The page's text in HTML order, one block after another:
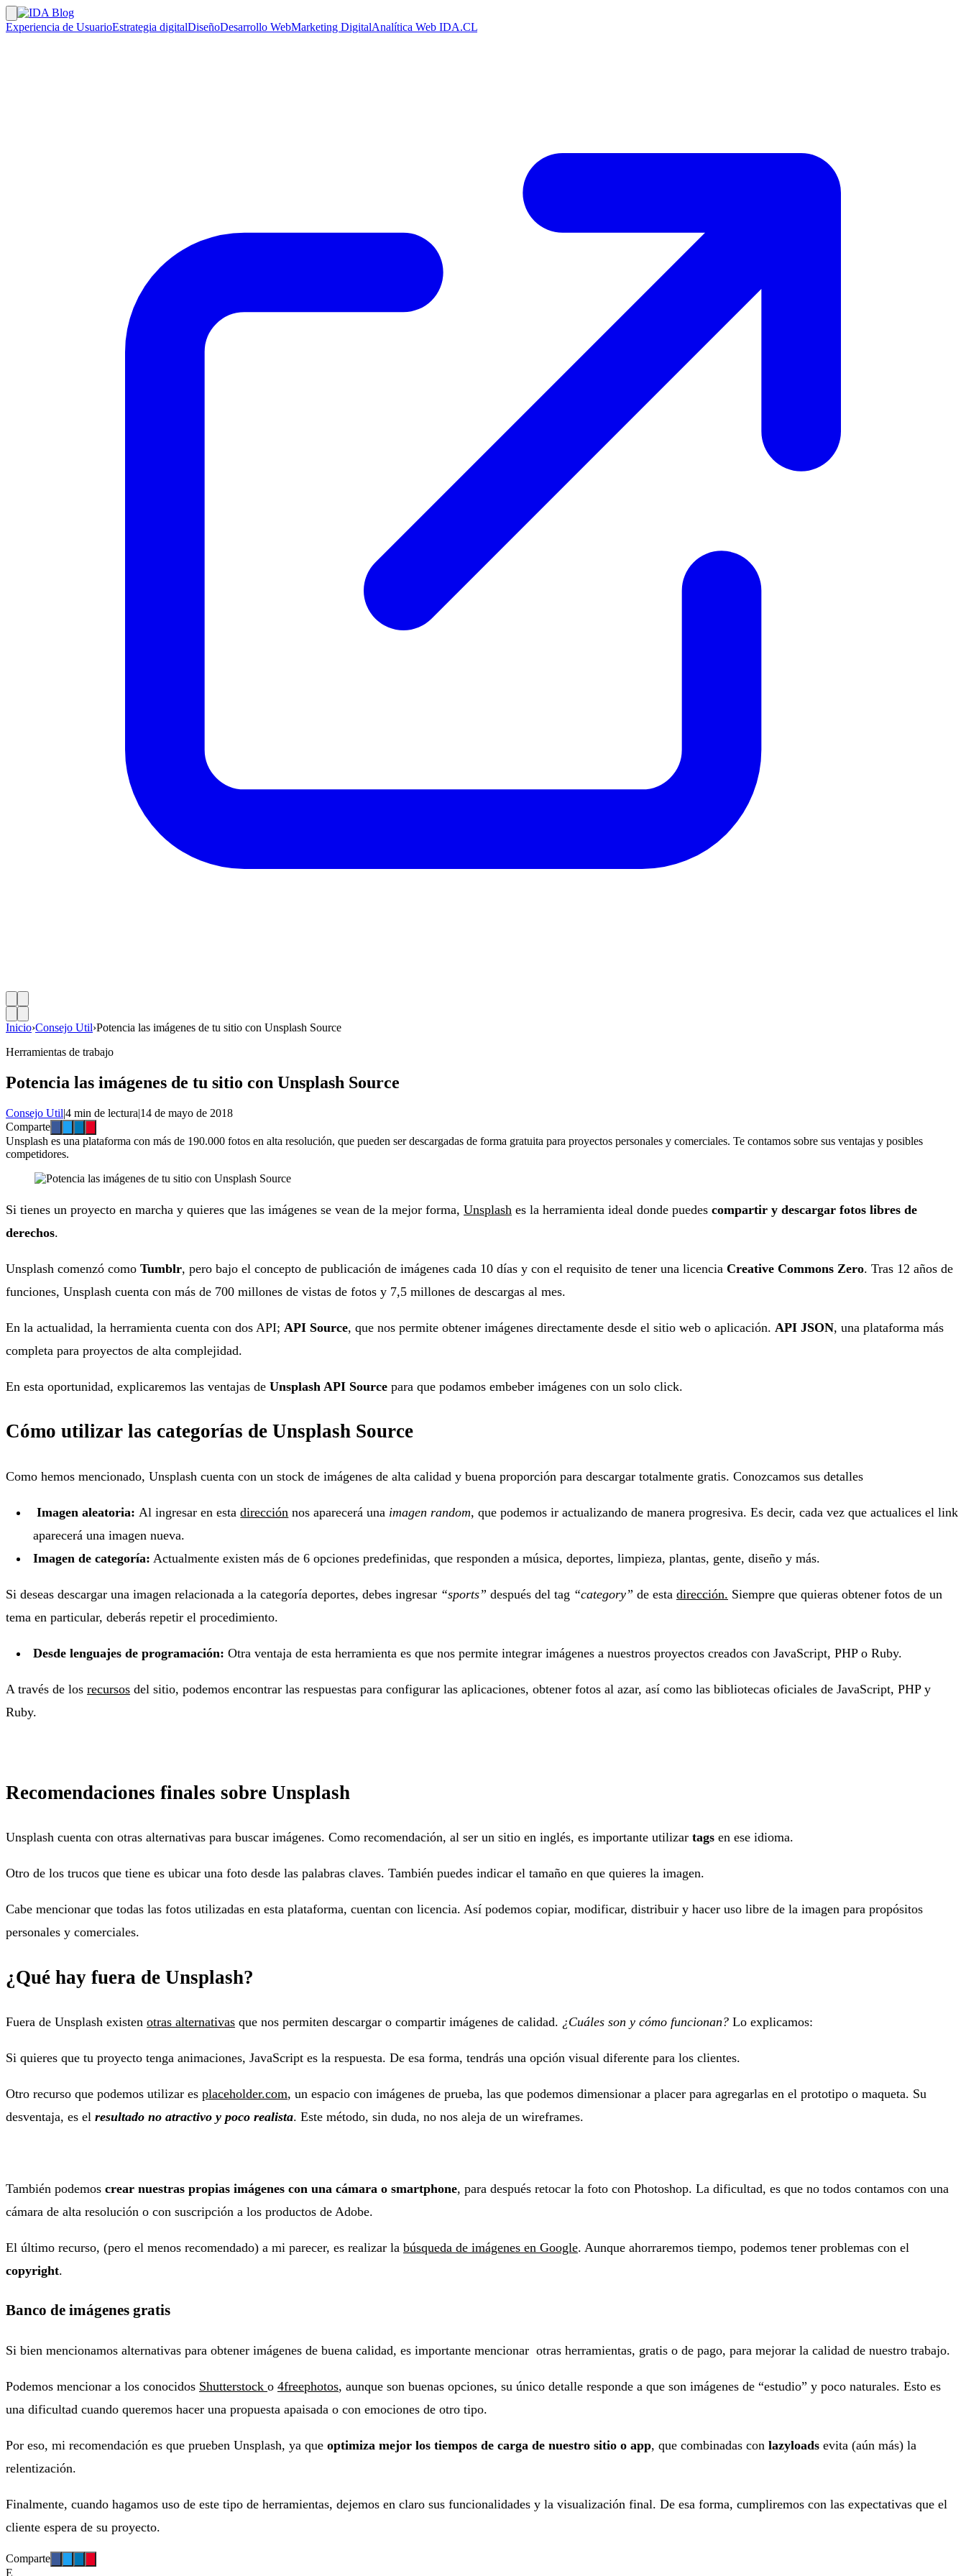
Experiencia de UsuarioEstrategia digitalDiseñoDesarrollo WebMarketing DigitalAnalítica Web IDA.CL
Inicio›Consejo Util›Potencia las imágenes de tu sitio con Unsplash Source
Herramientas de trabajo
Potencia las imágenes de tu sitio con Unsplash Source
Consejo Util|4 min de lectura|14 de mayo de 2018
Comparte
Unsplash es una plataforma con más de 190.000 fotos en alta resolución, que pueden ser descargadas de forma gratuita para proyectos personales y comerciales. Te contamos sobre sus ventajas y posibles
competidores.
Si tienes un proyecto en marcha y quieres que las imágenes se vean de la mejor forma, Unsplash es la herramienta ideal donde puedes compartir y descargar fotos libres de
derechos.
Unsplash comenzó como Tumblr, pero bajo el concepto de publicación de imágenes cada 10 días y con el requisito de tener una licencia Creative Commons Zero. Tras 12 años de
funciones, Unsplash cuenta con más de 700 millones de vistas de fotos y 7,5 millones de descargas al mes.
En la actualidad, la herramienta cuenta con dos API; API Source, que nos permite obtener imágenes directamente desde el sitio web o aplicación. API JSON, una plataforma más
completa para proyectos de alta complejidad.
En esta oportunidad, explicaremos las ventajas de Unsplash API Source para que podamos embeber imágenes con un solo click.
Cómo utilizar las categorías de Unsplash Source
Como hemos mencionado, Unsplash cuenta con un stock de imágenes de alta calidad y buena proporción para descargar totalmente gratis. Conozcamos sus detalles
Imagen aleatoria: Al ingresar en estadirección nos aparecerá una imagen random, que podemos ir actualizando de manera progresiva. Es decir, cada vez que actualices el link
aparecerá una imagen nueva.
Imagen de categoría: Actualmente existen más de 6 opciones predefinidas, que responden a música, deportes, limpieza, plantas, gente, diseño y más.
Si deseas descargar una imagen relacionada a la categoría deportes, debes ingresar “sports” después del tag “category” de esta dirección. Siempre que quieras obtener fotos de un
tema en particular, deberás repetir el procedimiento.
Desde lenguajes de programación: Otra ventaja de esta herramienta es que nos permite integrar imágenes a nuestros proyectos creados con JavaScript, PHP o Ruby.
A través de los recursos del sitio, podemos encontrar las respuestas para configurar las aplicaciones, obtener fotos al azar, así como las bibliotecas oficiales de JavaScript, PHP y
Ruby.
Recomendaciones finales sobre Unsplash
Unsplash cuenta con otras alternativas para buscar imágenes. Como recomendación, al ser un sitio en inglés, es importante utilizar tags en ese idioma.
Otro de los trucos que tiene es ubicar una foto desde las palabras claves. También puedes indicar el tamaño en que quieres la imagen.
Cabe mencionar que todas las fotos utilizadas en esta plataforma, cuentan con licencia. Así podemos copiar, modificar, distribuir y hacer uso libre de la imagen para propósitos
personales y comerciales.
¿Qué hay fuera de Unsplash?
Fuera de Unsplash existen otras alternativas que nos permiten descargar o compartir imágenes de calidad. ¿Cuáles son y cómo funcionan? Lo explicamos:
Si quieres que tu proyecto tenga animaciones, JavaScript es la respuesta. De esa forma, tendrás una opción visual diferente para los clientes.
Otro recurso que podemos utilizar es placeholder.com, un espacio con imágenes de prueba, las que podemos dimensionar a placer para agregarlas en el prototipo o maqueta. Su
desventaja, es el resultado no atractivo y poco realista. Este método, sin duda, no nos aleja de un wireframes.
También podemos crear nuestras propias imágenes con una cámara o smartphone, para después retocar la foto con Photoshop. La dificultad, es que no todos contamos con una
cámara de alta resolución o con suscripción a los productos de Adobe.
El último recurso, (pero el menos recomendado) a mi parecer, es realizar la búsqueda de imágenes en Google. Aunque ahorraremos tiempo, podemos tener problemas con el
copyright.
Banco de imágenes gratis
Si bien mencionamos alternativas para obtener imágenes de buena calidad, es importante mencionar otras herramientas, gratis o de pago, para mejorar la calidad de nuestro trabajo.
Podemos mencionar a los conocidos Shutterstock o 4freephotos, aunque son buenas opciones, su único detalle responde a que son imágenes de “estudio” y poco naturales. Esto es
una dificultad cuando queremos hacer una propuesta apaisada o con emociones de otro tipo.
Por eso, mi recomendación es que prueben Unsplash, ya que optimiza mejor los tiempos de carga de nuestro sitio o app, que combinadas con lazyloads evita (aún más) la
relentización.
Finalmente, cuando hagamos uso de este tipo de herramientas, dejemos en claro sus funcionalidades y la visualización final. De esa forma, cumpliremos con las expectativas que el
cliente espera de su proyecto.
Comparte
E